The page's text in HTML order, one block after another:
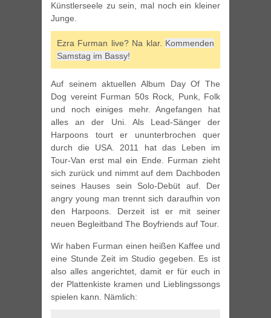
Künstlerseele zu sein, mal noch ein kleiner
Junge.
Ezra Furman live? Na klar. Kommenden
Samstag im Bassy!
Auf seinem aktuellen Album Day Of The
Dog vereint Furman 50s Rock, Punk, Folk
und noch einiges mehr. Angefangen hat
alles an der Uni. Als Lead-Sänger der
Harpoons tourt er ununterbrochen quer
durch die USA. 2011 hat das Leben im
Tour-Van erst mal ein Ende. Furman zieht
sich zurück und nimmt auf dem Dachboden
seines Hauses sein Solo-Debüt auf. Der
angry young man trennt sich daraufhin von
den Harpoons. Derzeit ist er mit seiner
neuen Begleitband The Boyfriends auf Tour.
Wir haben Furman einen heißen Kaffee und
eine Stunde Zeit im Studio gegeben. Es ist
also alles angerichtet, damit er für euch in
der Plattenkiste kramen und Lieblingssongs
spielen kann. Nämlich: